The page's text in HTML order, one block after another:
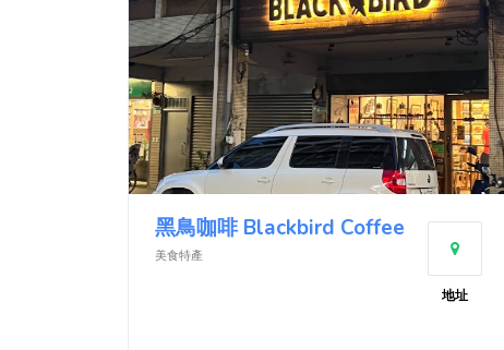
黑鳥咖啡 Blackbird Coffee
美食特產
地址